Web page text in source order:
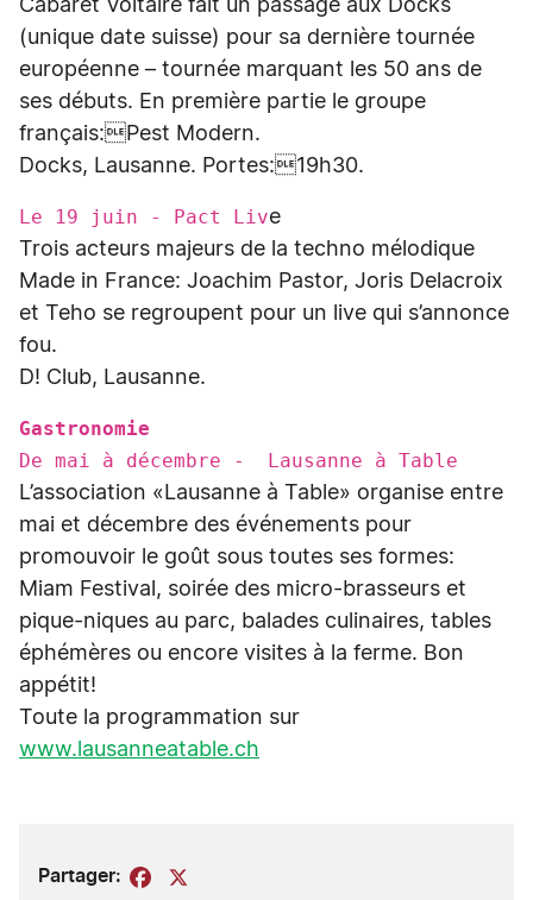
Cabaret Voltaire fait un passage aux Docks
(unique date suisse) pour sa dernière tournée
européenne – tournée marquant les 50 ans de
ses débuts. En première partie le groupe
français:Pest Modern.
Docks, Lausanne. Portes:19h30.
Le 19 juin - Pact Live
Trois acteurs majeurs de la techno mélodique
Made in France: Joachim Pastor, Joris Delacroix
et Teho se regroupent pour un live qui s’annonce
fou.
D! Club, Lausanne.
Gastronomie
De mai à décembre - Lausanne à Table
L’association «Lausanne à Table» organise entre
mai et décembre des événements pour
promouvoir le goût sous toutes ses formes:
Miam Festival, soirée des micro-brasseurs et
pique-niques au parc, balades culinaires, tables
éphémères ou encore visites à la ferme. Bon
appétit!
Toute la programmation sur
www.lausanneatable.ch
Partager: Facebook